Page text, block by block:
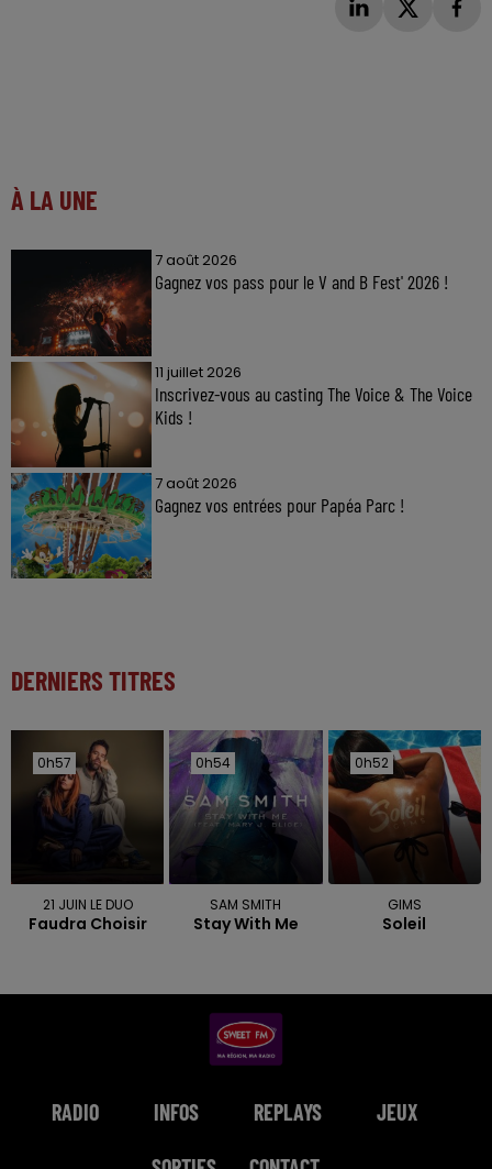
À LA UNE
7 août 2026
Gagnez vos pass pour le V and B Fest' 2026 !
11 juillet 2026
Inscrivez-vous au casting The Voice & The Voice
Kids !
7 août 2026
Gagnez vos entrées pour Papéa Parc !
DERNIERS TITRES
0h57
0h57
21 JUIN LE DUO
Faudra Choisir
0h54
0h54
SAM SMITH
Stay With Me
0h52
0h52
GIMS
Soleil
RADIO INFOS REPLAYS JEUX